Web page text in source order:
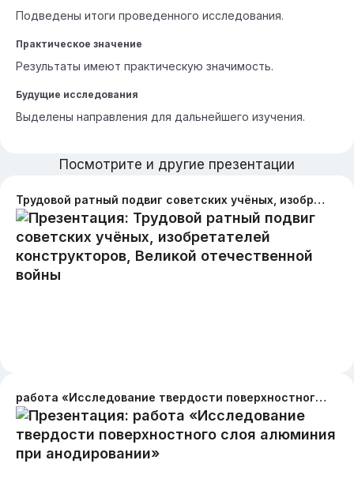
Подведены итоги проведенного исследования.
Практическое значение
Результаты имеют практическую значимость.
Будущие исследования
Выделены направления для дальнейшего изучения.
Посмотрите и другие презентации
Трудовой ратный подвиг советских учёных, изобретателей конструкторов, Великой отечественной войны
работа «Исследование твердости поверхностного слоя алюминия при анодировании»